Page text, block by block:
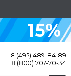
15%
8 (495) 489-84-89
8 (800) 707-70-34